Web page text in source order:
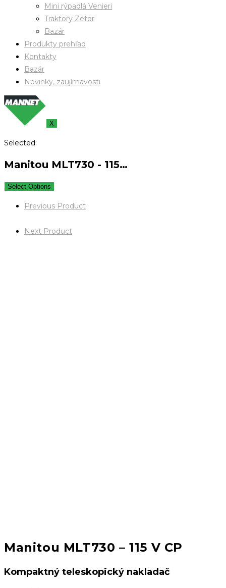
Mini rýpadlá Venieri
Traktory Zetor
Bazár
Produkty prehľad
Kontakty
Bazár
Novinky, zaujímavosti
X
Selected:
Manitou MLT730 - 115…
Select Options
Previous Product
Next Product
Manitou MLT730 – 115 V CP
Kompaktný teleskopický nakladač